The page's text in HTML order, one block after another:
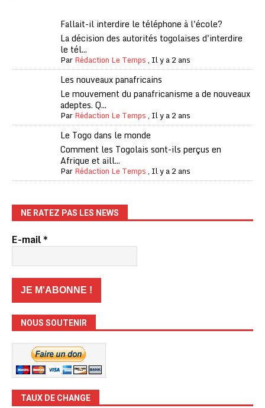
Fallait-il interdire le téléphone à l'école?
La décision des autorités togolaises d'interdire
le tél...
ParRédaction Le Temps, Il y a 2 ans
Les nouveaux panafricains
Le mouvement du panafricanisme a de nouveaux
adeptes. Q...
ParRédaction Le Temps, Il y a 2 ans
Le Togo dans le monde
Comment les Togolais sont-ils perçus en
Afrique et aill...
ParRédaction Le Temps, Il y a 2 ans
NE RATEZ PAS LES NEWS
E-mail*
NOUS SOUTENIR
TAUX DE CHANGE